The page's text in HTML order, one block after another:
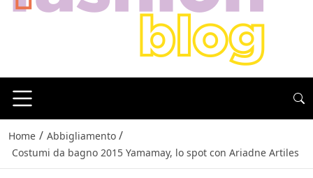
Home / Abbigliamento /
Costumi da bagno 2015 Yamamay, lo spot con Ariadne Artiles